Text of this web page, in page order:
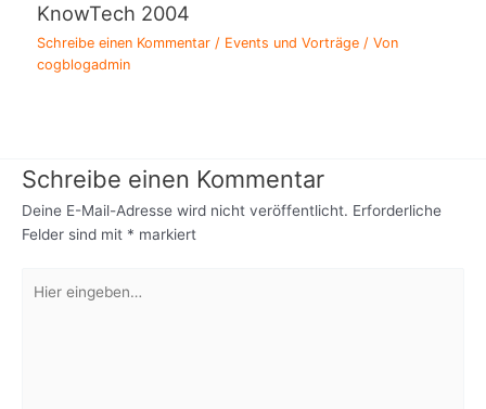
KnowTech 2004
Schreibe einen Kommentar / Events und Vorträge / Von
cogblogadmin
Schreibe einen Kommentar
Deine E-Mail-Adresse wird nicht veröffentlicht. Erforderliche
Felder sind mit * markiert
eingeben…